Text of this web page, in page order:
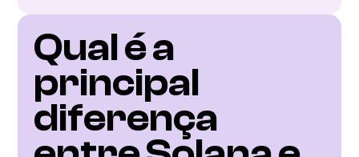
Qual é a
principal
diferença